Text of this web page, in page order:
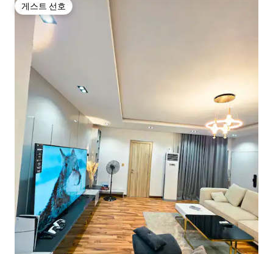
게스트 선호
게스트 선호